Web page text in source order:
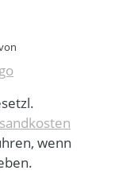
wenn